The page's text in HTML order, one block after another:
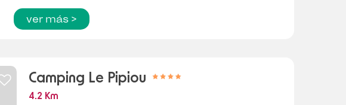
ver más >
Camping Le Pipiou
4.2 Km